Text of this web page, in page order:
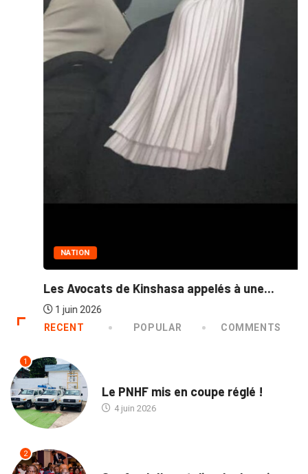
Les Avocats de Kinshasa appelés à une...
1 juin 2026
RECENT
POPULAR COMMENTS
1
Le PNHF mis en coupe réglé !
4 juin 2026
2